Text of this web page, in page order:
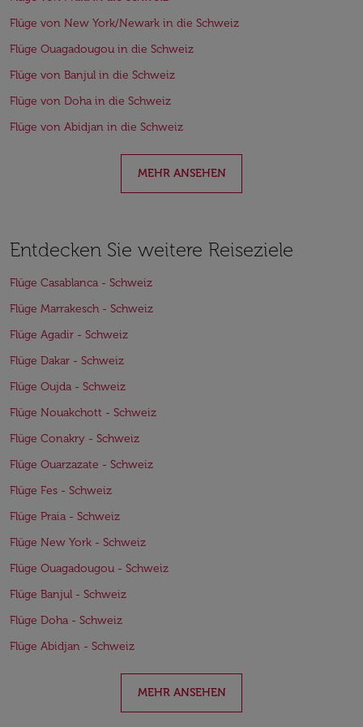
Flüge von New York/Newark in die Schweiz
Flüge Ouagadougou in die Schweiz
Flüge von Banjul in die Schweiz
Flüge von Doha in die Schweiz
Flüge von Abidjan in die Schweiz
MEHR ANSEHEN
Entdecken Sie weitere Reiseziele
Flüge Casablanca - Schweiz
Flüge Marrakesch - Schweiz
Flüge Agadir - Schweiz
Flüge Dakar - Schweiz
Flüge Oujda - Schweiz
Flüge Nouakchott - Schweiz
Flüge Conakry - Schweiz
Flüge Ouarzazate - Schweiz
Flüge Fes - Schweiz
Flüge Praia - Schweiz
Flüge New York - Schweiz
Flüge Ouagadougou - Schweiz
Flüge Banjul - Schweiz
Flüge Doha - Schweiz
Flüge Abidjan - Schweiz
MEHR ANSEHEN